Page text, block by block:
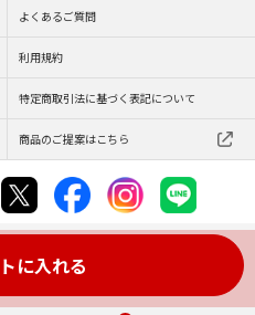
に入れる
よくあるご質問
利用規約
特定商取引法に基づく表記について
商品のご提案はこちら